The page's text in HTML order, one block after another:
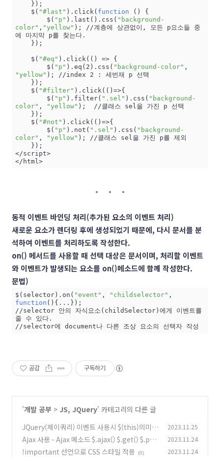
    $(
"#last" ).click( function () {
        $(
"p" ).last().css( "background-
color" , "yellow" ); //계층에 상관없이, 모든 p요소들 중
에 마지막 p를 찾는다.
    $(
"#eq" ).click(() => {
        $(
"p" ).eq(2).css( "background-color"
"yellow" ); //index 2 : 세번재 p 선택
    $(
"#filter" ).click(()=>{
        $(
"p" ).filter( ".sel" ).css( "background-
color" , "yellow" );  //클래스 sel을 가진 p 선택
    $(
"#not" ).click(()=>{
        $(
"p" ).not( ".sel" ).css( "background-
color" , "yellow" ); //클래스 sel을 가진 p를 제외
</script>
</html>
동적 이벤트 바인딩 처리(추가된 요소의 이벤트 처리)
새로운 요소가 렌더링 후에 생성되었기 때문에, 다시 문서를 분
석하여 이벤트를 처리하도록 작성한다.
on() 메서드를 사용할 때 선택 대상은 문서이며, 처리할 이벤트
와 이벤트가 발생되는 요소를 on()메소드에 함께 작성한다.
문법)
$(selector).on( "event" , "childselector"
function (){...});
//selector 안의 자식요소(childSelector)에게 이벤트를
줄 수 있다.
//selector에 document나 다른 조상 요소의 선택자 작성
공감 구독하기
'개발 공부 > JS, JQuery' 카테고리의 다른 글
JQuery(제이쿼리) 이벤트 사용시 $(this)의미와
활용
(0)
2023.11.25
Ajax 사용 - Ajax 메소드 $.ajax() $.get() $.pos
t() .load()
(0)
2023.11.24
!important 선언으로 CSS 스타일 적용 (0) 2023.11.24